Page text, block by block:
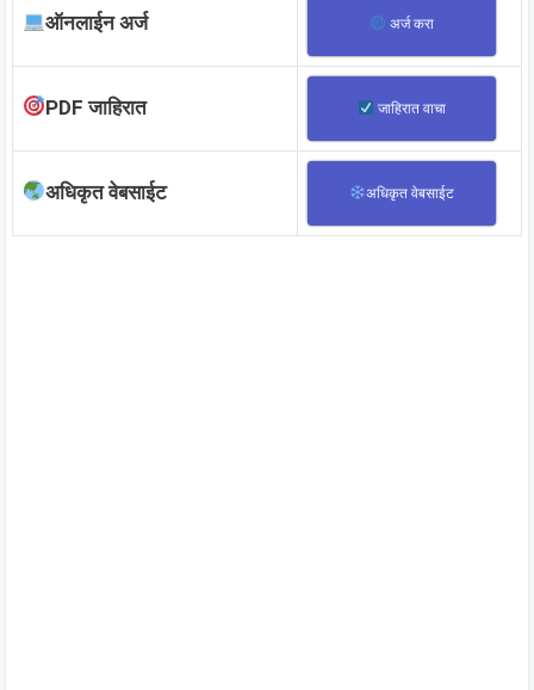
ऑनलाईन अर्ज अर्ज करा
PDF जाहिरात जाहिरात वाचा
अधिकृत वेबसाईट अधिकृत वेबसाईट